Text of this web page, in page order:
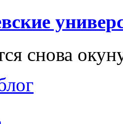
снова